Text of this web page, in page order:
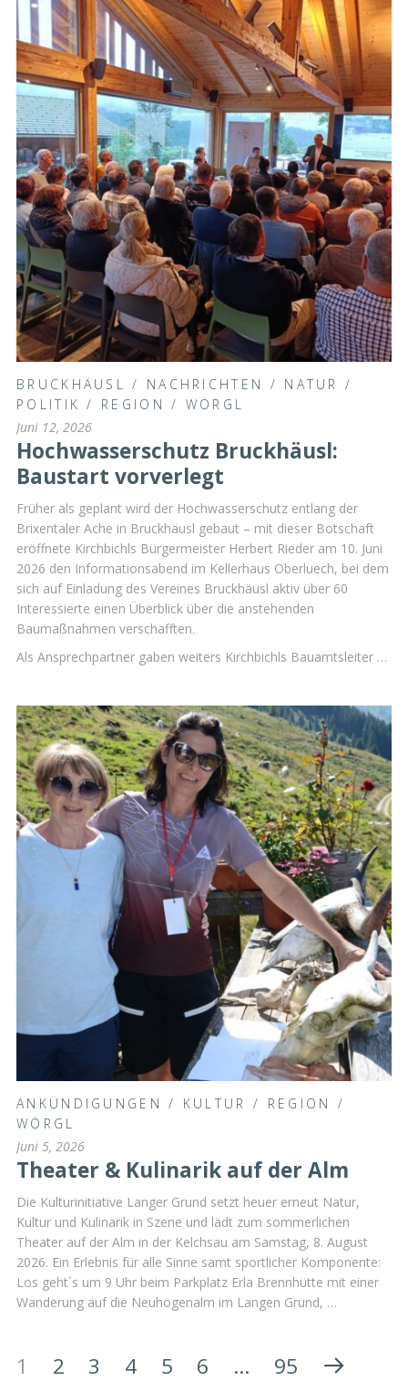
BRUCKHÄUSL / NACHRICHTEN / NATUR
/
POLITIK / REGION / WÖRGL
Juni 12, 2026
Hochwasserschutz Bruckhäusl:
Baustart vorverlegt
Früher als geplant wird der Hochwasserschutz entlang der
Brixentaler Ache in Bruckhäusl gebaut – mit dieser Botschaft
eröffnete Kirchbichls Bürgermeister Herbert Rieder am 10. Juni
2026 den Informationsabend im Kellerhaus Oberluech, bei dem
sich auf Einladung des Vereines Bruckhäusl aktiv über 60
Interessierte einen Überblick über die anstehenden
Baumaßnahmen verschafften.
Als Ansprechpartner gaben weiters Kirchbichls Bauamtsleiter …
ANKÜNDIGUNGEN / KULTUR / REGION
/
WÖRGL
Juni 5, 2026
Theater & Kulinarik auf der Alm
Die Kulturinitiative Langer Grund setzt heuer erneut Natur,
Kultur und Kulinarik in Szene und lädt zum sommerlichen
Theater auf der Alm in der Kelchsau am Samstag, 8. August
2026. Ein Erlebnis für alle Sinne samt sportlicher Komponente:
Los geht´s um 9 Uhr beim Parkplatz Erla Brennhütte mit einer
Wanderung auf die Neuhögenalm im Langen Grund, …
1 2 3 4 5 6 … 95